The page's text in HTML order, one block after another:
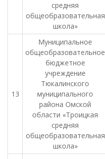
средняя
общеобразовательная
школа»
13
Муниципальное
общеобразовательное
бюджетное
учреждение
Тюкалинского
муниципального
района Омской
области «Троицкая
средняя
общеобразовательная
школа»